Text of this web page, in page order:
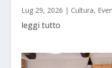
Lug 29, 2026 | Cultura,
leggi tutto